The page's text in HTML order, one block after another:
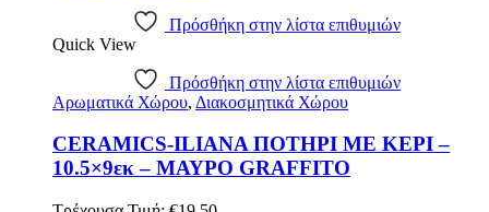
Πρόσθήκη στην λίστα επιθυμιών
Quick View
Πρόσθήκη στην λίστα επιθυμιών
Αρωματικά Χώρου, Διακοσμητικά Χώρου
CERAMICS-ILIANA ΠΟΤΗΡΙ ΜΕ ΚΕΡΙ –
10.5×9εκ – ΜΑΥΡΟ GRAFFITO